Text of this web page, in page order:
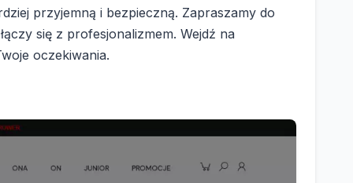
przyjemną i bezpieczną. Zapraszamy do
się z profesjonalizmem. Wejdź na
oczekiwania.